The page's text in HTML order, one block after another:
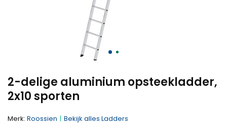
2-delige aluminium opsteekladder,
2x10 sporten
Merk: Roossien Bekijk alles Ladders